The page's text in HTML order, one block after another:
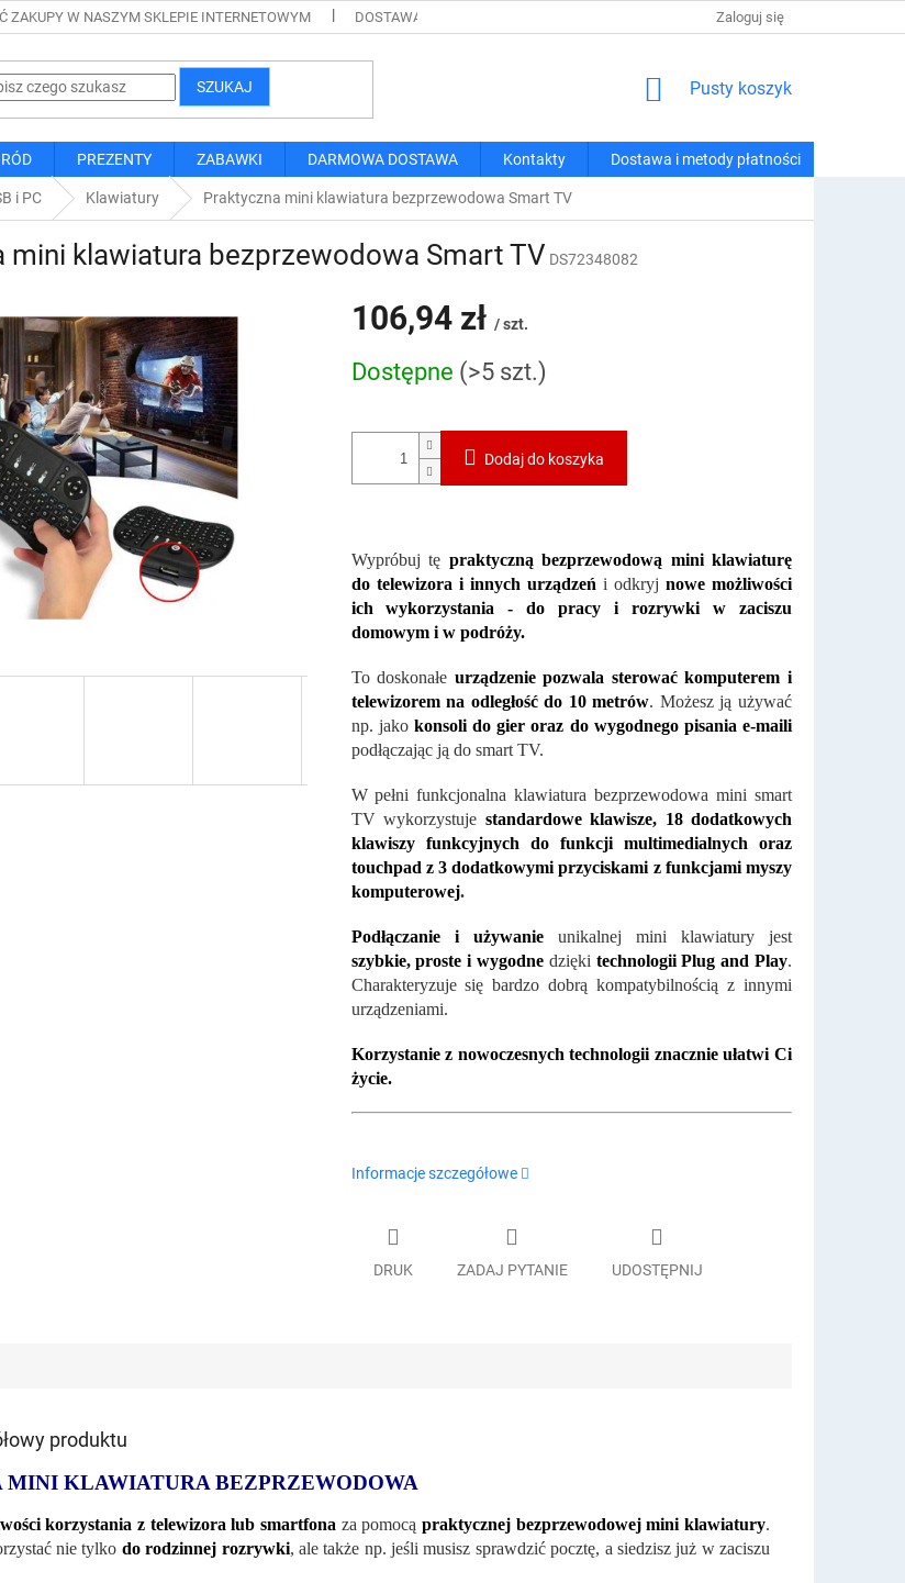
ZAKUPY W NASZYM SKLEPIE INTERNETOWYM DOSTAWA I METODY PŁATNOŚCI REGULAMIN ZAKUPÓW
Zaloguj się
SZUKAJ KOSZYK
Pusty koszyk
PREZENTY ZABAWKI DARMOWA DOSTAWA Kontakty Dostawa i metody płatności
i PC Klawiatury Praktyczna mini klawiatura bezprzewodowa Smart TV
mini klawiatura bezprzewodowa Smart TV DS72348082
106,94 zł / szt.
jednostkowa:
Dostępne (>5 szt.)
Dodaj do koszyka
Wypróbuj tę praktyczną bezprzewodową mini klawiaturę
do telewizora i innych urządzeńi odkryj nowe możliwości
ich wykorzystania - do pracy i rozrywki w zaciszu
domowym i w podróży.
To doskonałe urządzenie pozwala sterować komputerem i
telewizorem na odległość do 10 metrów. Możesz ją używać
np. jako konsoli do gier oraz do wygodnego pisania e-maili
podłączając ją do smart TV.
W pełni funkcjonalna klawiatura bezprzewodowa mini smart
TV wykorzystuje standardowe klawisze, 18 dodatkowych
klawiszy funkcyjnych do funkcji multimedialnych oraz
touchpad z 3 dodatkowymi przyciskami z funkcjami myszy
komputerowej.
Podłączanie i używanieunikalnej mini klawiatury jest
szybkie, proste i wygodne dzięki technologii Plug and Play.
Charakteryzuje się bardzo dobrą kompatybilnością z innymi
urządzeniami.
Korzystanie z nowoczesnych technologii znacznie ułatwi Ci
życie.
Informacje szczegółowe
DRUK ZADAJ PYTANIE UDOSTĘPNIJ
produktu
KLAWIATURA BEZPRZEWODOWA
korzystania z telewizora lub smartfona za pomocą praktycznej bezprzewodowej mini klawiatury.
nie tylko do rodzinnej rozrywki, ale także np. jeśli musisz sprawdzić pocztę, a siedzisz już w zaciszu